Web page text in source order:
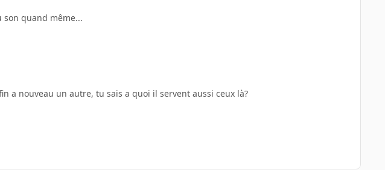
son quand même...
a nouveau un autre, tu sais a quoi il servent aussi ceux là?